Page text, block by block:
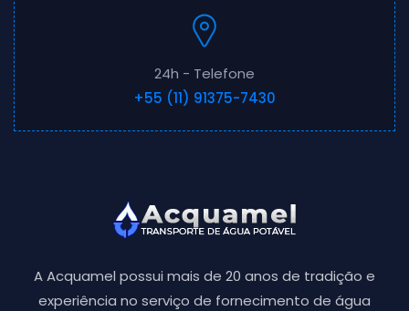
24h - Telefone
+55 (11) 91375-7430
A Acquamel possui mais de 20 anos de tradição e
experiência no serviço de fornecimento de água